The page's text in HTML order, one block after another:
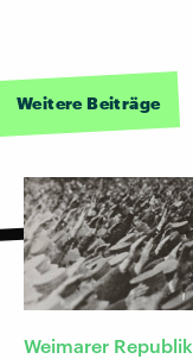
Weitere Beiträge
Weimarer Republik